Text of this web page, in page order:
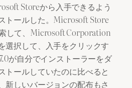
Storeから入手できるよう
トールした。Microsoft Store
して、Microsoft Corporation
選択して、入手をクリックす
が自分でインストーラーをダ
トールしていたのに比べると
新しいバージョンの配布もさ